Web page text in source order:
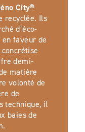
City®
recyclée. Ils
d’éco-
faveur de
demi-
matière
volonté de
de
technique, il
baies de